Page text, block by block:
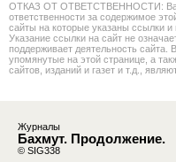
ОТКАЗ ОТ ОТВЕТСТВЕННОСТИ:
ответственности за содержимое
сайты на которые указаны ссылки и
Указание ссылки на сайт не
поддерживает деятельность сайта.
упомянутые на этой странице, а
сайтов, изданий и газет и т.д.,
Журналы
Бахмут. Продолжение.
© SIG338